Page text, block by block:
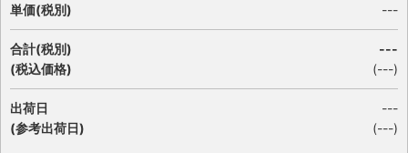
単価(税別) ---
合計(税別)
(税込価格)
---
(---)
出荷日
(参考出荷日)
---
(---)